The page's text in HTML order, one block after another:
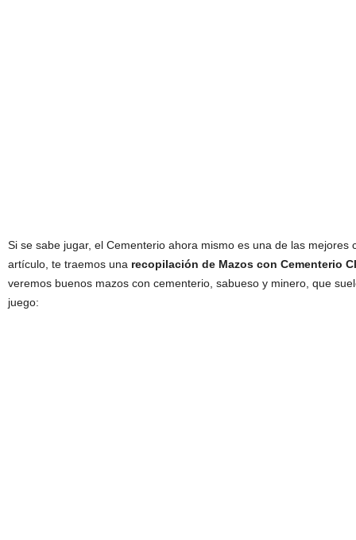
Si se sabe jugar, el Cementerio ahora mismo es una de las mejores
artículo, te traemos una recopilación de Mazos con Cementerio
veremos buenos mazos con cementerio, sabueso y minero, que
juego: